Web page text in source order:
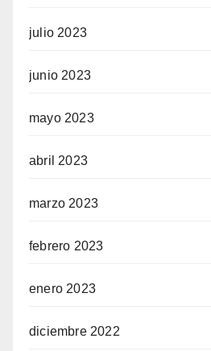
julio 2023
junio 2023
mayo 2023
abril 2023
marzo 2023
febrero 2023
enero 2023
diciembre 2022